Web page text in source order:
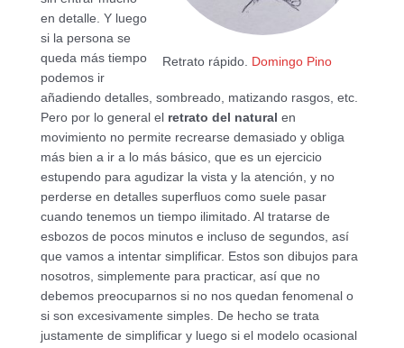
Retrato rápido. Domingo Pino
en detalle. Y luego
si la persona se
queda más tiempo
podemos ir
añadiendo detalles, sombreado, matizando rasgos, etc.
Pero por lo general el retrato del natural en
movimiento no permite recrearse demasiado y obliga
más bien a ir a lo más básico, que es un ejercicio
estupendo para agudizar la vista y la atención, y no
perderse en detalles superfluos como suele pasar
cuando tenemos un tiempo ilimitado. Al tratarse de
esbozos de pocos minutos e incluso de segundos, así
que vamos a intentar simplificar. Estos son dibujos para
nosotros, simplemente para practicar, así que no
debemos preocuparnos si no nos quedan fenomenal o
si son excesivamente simples. De hecho se trata
justamente de simplificar y luego si el modelo ocasional